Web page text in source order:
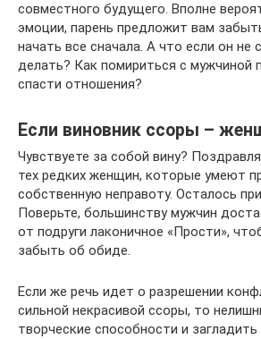
совместного будущего. Вполне
эмоции, парень предложит вам
начать все сначала. А что если он не
делать? Как помириться с мужчиной
спасти отношения?
Если виновник ссоры –
Чувствуете за собой вину?
тех редких женщин, которые умеют
собственную неправоту. Осталось
Поверьте, большинству мужчин
от подруги лаконичное «Прости»,
забыть об обиде.
Если же речь идет о разрешении
сильной некрасивой ссоры, то
творческие способности и